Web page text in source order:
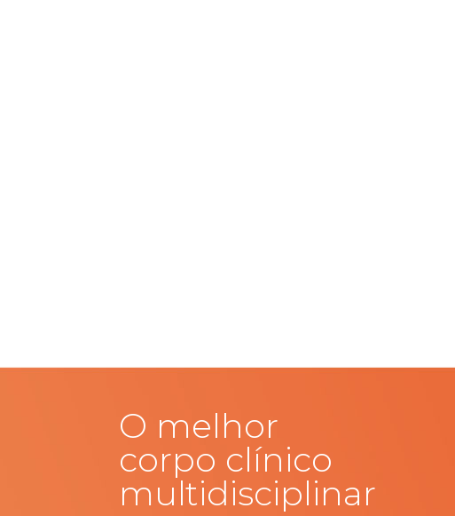
O melhor
corpo clínico
multidisciplinar